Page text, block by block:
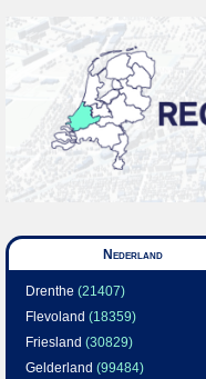
Nederland
Drenthe (21407)
Flevoland (18359)
Friesland (30829)
Gelderland (99484)